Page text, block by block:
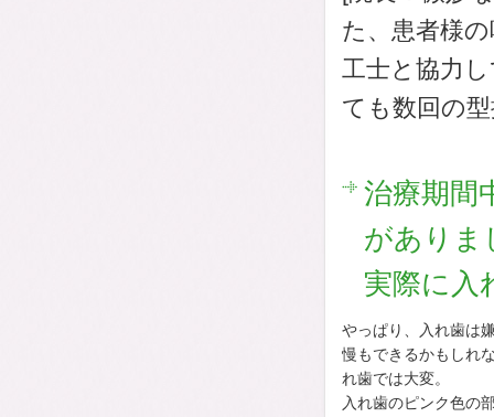
た、患者様
工士と協力
ても数回の
治療期間
がありま
実際に入
やっぱり、入れ歯は
慢もできるかもしれ
れ歯では大変。
入れ歯のピンク色の